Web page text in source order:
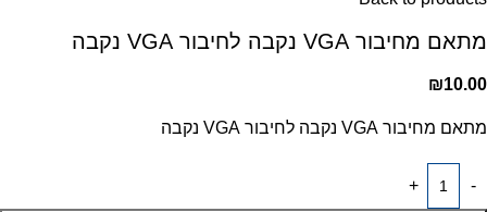
מתאם מחיבור VGA נקבה לחיבור VGA נקבה
₪10.00
מתאם מחיבור VGA נקבה לחיבור VGA נקבה